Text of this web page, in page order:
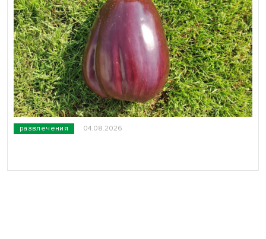
развлечения 04.08.2026